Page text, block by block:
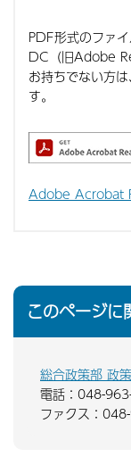
PDF形式のファ
DC（旧Adobe
お持ちでない方
す。
Adobe Acrobat
このページに
総合政策部 政
電話：048-
ファクス：